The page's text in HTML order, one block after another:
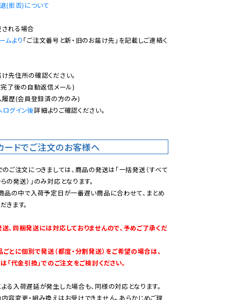
(拒否)について
ムより 「ご注文番号と新・旧のお届け先」を記載しご連絡く
先住所の確認ください。
完了後の自動返信メール)
履歴(会員登録済の方のみ)
グイン後詳細よりご確認ください。
ードでご注文のお客様へ
のご注文につきましては、商品の発送は「一括発送（すべて
の発送）」のみ対応となります。
品の中で入荷予定日が一番遅い商品に合わせて、まとめ
きます。
、同梱発送には対応しておりませんので、予めご了承くだ
ごとに個別で発送（都度・分割発送）をご希望の場合は、
「代金引換」でのご注文をご検討ください。
る入荷遅延が発生した場合も、同様の対応となります。
容変更・組み換えはお受けできません。あらかじめご理